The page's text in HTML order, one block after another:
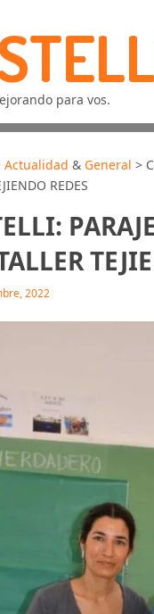
para vos.
Actualidad & General >
REDES
2022